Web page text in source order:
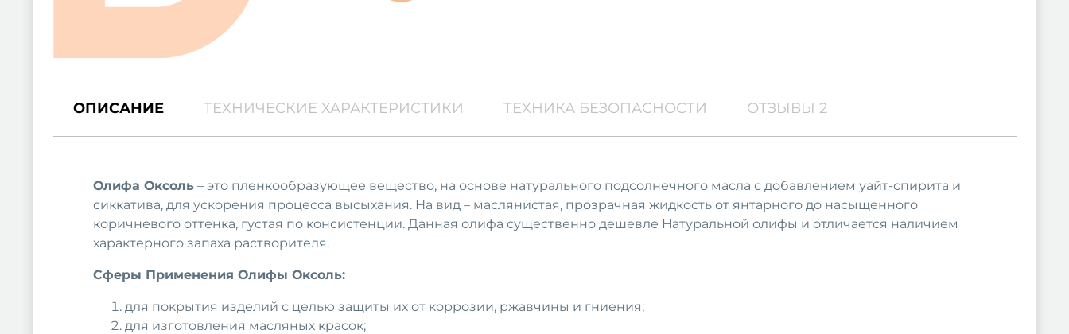
ОПИСАНИЕ ТЕХНИЧЕСКИЕ ХАРАКТЕРИСТИКИ ТЕХНИКА БЕЗОПАСНОСТИ ОТЗЫВЫ 2
Олифа Оксоль– это пленкообразующее вещество, на основе натурального подсолнечного масла с добавлением уайт-спирита и
сиккатива, для ускорения процесса высыхания. На вид – маслянистая, прозрачная жидкость от янтарного до насыщенного
коричневого оттенка, густая по консистенции. Данная олифа существенно дешевле Натуральной олифы и отличается наличием
характерного запаха растворителя.
Сферы Применения Олифы Оксоль:
для покрытия изделий с целью защиты их от коррозии, ржавчины и гниения;
для изготовления масляных красок;